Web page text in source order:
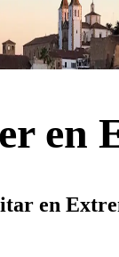
en
en